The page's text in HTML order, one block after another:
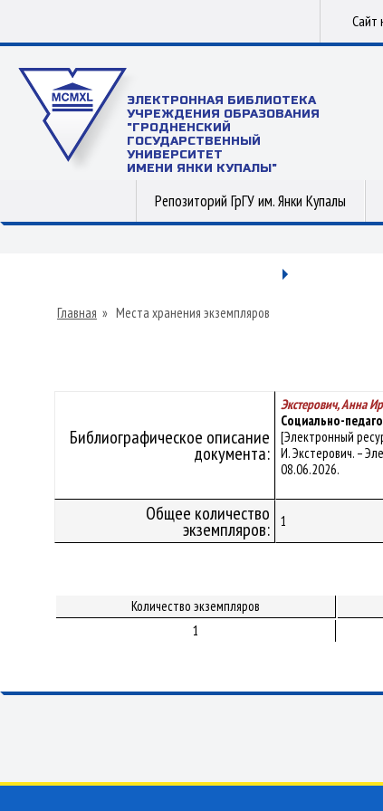
Сайт
ЭЛЕКТРОННАЯ БИБЛИОТЕКА
УЧРЕЖДЕНИЯ ОБРАЗОВАНИЯ
"ГРОДНЕНСКИЙ
ГОСУДАРСТВЕННЫЙ
УНИВЕРСИТЕТ
ИМЕНИ ЯНКИ КУПАЛЫ"
Репозиторий ГрГУ им. Янки Купалы
Главная » Места хранения экземпляров
Библиографическое описание
документа:
Экстерович, Анна
Социально-
[Электронный
И. Экстерович. –
08.06.2026.
Общее количество
экземпляров: 1
Количество экземпляров
1